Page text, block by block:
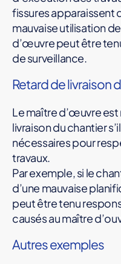
fissures apparaissent
mauvaise utilisation
d’œuvre peut être
de surveillance.
Retard de livraison
Le maître d’œuvre
livraison du chantier
nécessaires pour
travaux.
Par exemple, si le
d’une mauvaise
peut être tenu
causés au maître
Autres exemples